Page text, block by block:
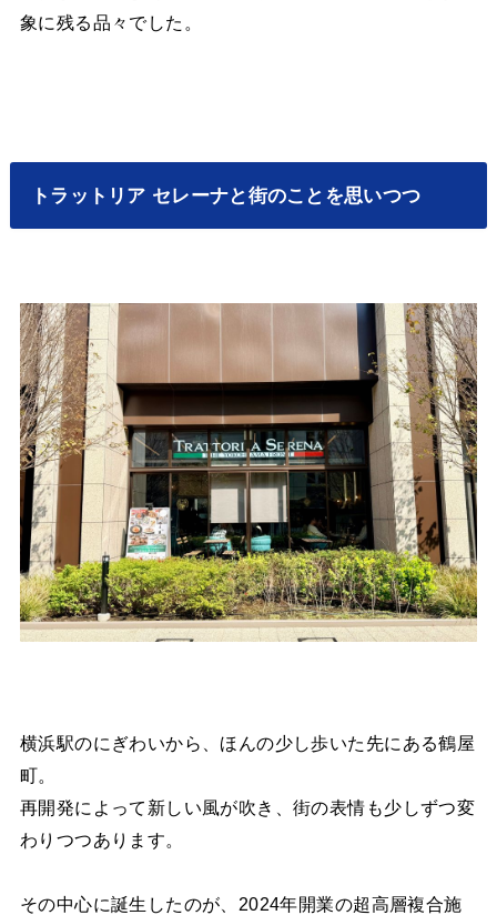
象に残る品々でした。
トラットリア セレーナと街のことを思いつつ
横浜駅のにぎわいから、ほんの少し歩いた先にある鶴屋
町。
再開発によって新しい風が吹き、街の表情も少しずつ変
わりつつあります。
その中心に誕生したのが、2024年開業の超高層複合施